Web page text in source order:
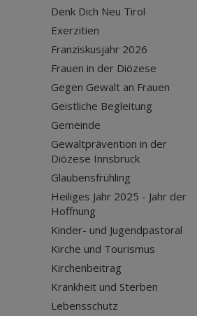
Denk Dich Neu Tirol
Exerzitien
Franziskusjahr 2026
Frauen in der Diözese
Gegen Gewalt an Frauen
Geistliche Begleitung
Gemeinde
Gewaltprävention in der
Diözese Innsbruck
Glaubensfrühling
Heiliges Jahr 2025 - Jahr der
Hoffnung
Kinder- und Jugendpastoral
Kirche und Tourismus
Kirchenbeitrag
Krankheit und Sterben
Lebensschutz